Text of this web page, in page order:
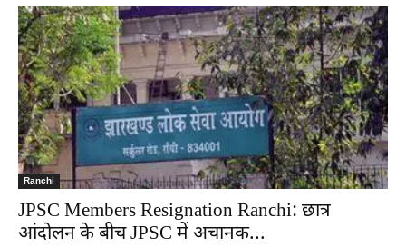
Ranchi
JPSC Members Resignation Ranchi: छात्र
आंदोलन के बीच JPSC में अचानक...